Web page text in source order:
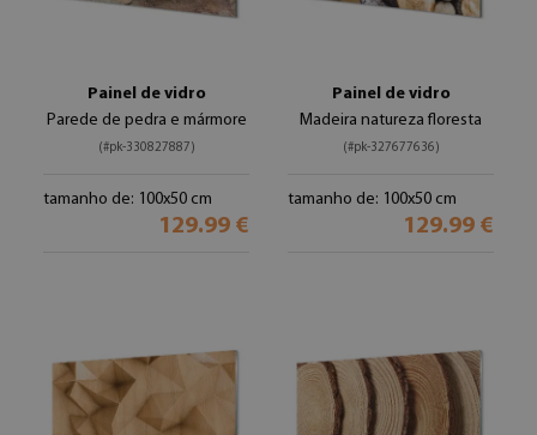
Painel de vidro
Parede de pedra e mármore
(#pk-330827887)
tamanho de: 100x50 cm
129.99 €
Painel de vidro
Madeira natureza floresta
(#pk-327677636)
tamanho de: 100x50 cm
129.99 €